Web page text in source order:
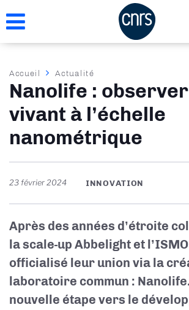
au
Fil
d'Ariane
Accueil Actualité
Nanolife :
vivant à l’échelle
nanométrique
23 février 2024 INNOVATION
Après des années d’étroite
la scale-up Abbelight et
officialisé leur union via la
laboratoire commun :
nouvelle étape vers le